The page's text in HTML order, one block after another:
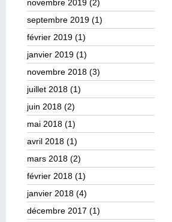
novembre 2019 (2)
septembre 2019 (1)
février 2019 (1)
janvier 2019 (1)
novembre 2018 (3)
juillet 2018 (1)
juin 2018 (2)
mai 2018 (1)
avril 2018 (1)
mars 2018 (2)
février 2018 (1)
janvier 2018 (4)
décembre 2017 (1)